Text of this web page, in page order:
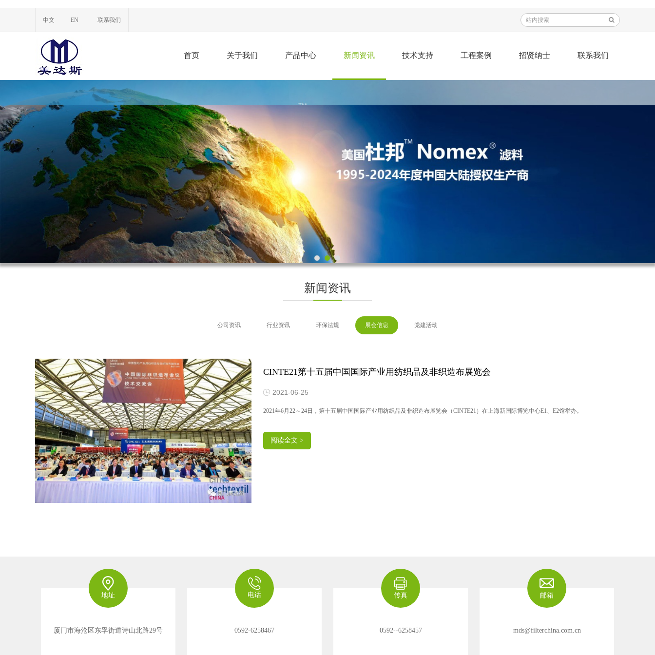
中文 EN 联系我们
首页 关于我们 产品中心 新闻资讯 技术支持 工程案例 招贤纳士 联系我们
新闻资讯
公司资讯 行业资讯 环保法规 展会信息 党建活动
CINTE21第十五届中国国际产业用纺织品及非织造布展览会
2021-06-25
2021年6月22～24日，第十五届中国国际产业用纺织品及非织造布展览会（CINTE21）在上海新国际博览中心E1、E2馆举办。
阅读全文 >
地址
厦门市海沧区东孚街道诗山北路29号
电话
0592-6258467
传真
0592--6258457
邮箱
mds@filterchina.com.cn